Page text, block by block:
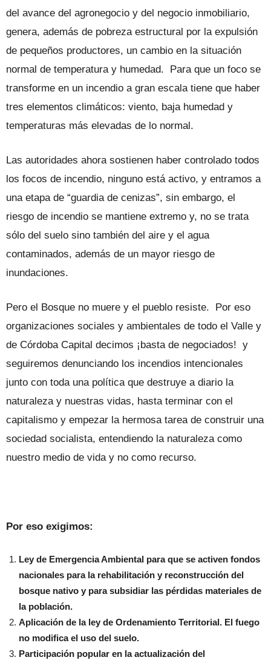
del avance del agronegocio y del negocio inmobiliario,
genera, además de pobreza estructural por la expulsión
de pequeños productores, un cambio en la situación
normal de temperatura y humedad. Para que un foco se
transforme en un incendio a gran escala tiene que haber
tres elementos climáticos: viento, baja humedad y
temperaturas más elevadas de lo normal.
Las autoridades ahora sostienen haber controlado todos
los focos de incendio, ninguno está activo, y entramos a
una etapa de “guardia de cenizas”, sin embargo, el
riesgo de incendio se mantiene extremo y, no se trata
sólo del suelo sino también del aire y el agua
contaminados, además de un mayor riesgo de
inundaciones.
Pero el Bosque no muere y el pueblo resiste. Por eso
organizaciones sociales y ambientales de todo el Valle y
de Córdoba Capital decimos ¡basta de negociados! y
seguiremos denunciando los incendios intencionales
junto con toda una política que destruye a diario la
naturaleza y nuestras vidas, hasta terminar con el
capitalismo y empezar la hermosa tarea de construir una
sociedad socialista, entendiendo la naturaleza como
nuestro medio de vida y no como recurso.
Por eso exigimos:
Ley de Emergencia Ambiental para que se activen fondos
nacionales para la rehabilitación y reconstrucción del
bosque nativo y para subsidiar las pérdidas materiales de
la población.
Aplicación de la ley de Ordenamiento Territorial. El fuego
no modifica el uso del suelo.
Participación popular en la actualización del